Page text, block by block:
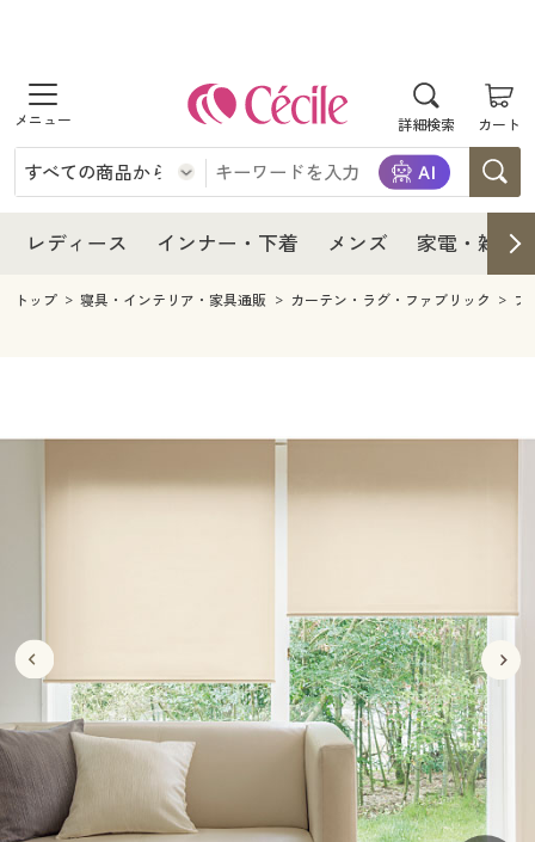
詳細検索 カート
商品を探す
レディース
レディースファッション
インナー・下着
インナー・下着通販すべて
ジュニア・ティーンズ下着
メンズ
メンズ下着
家電
寝具・インテリア・家具通販すべて
カーテン・ラグ・ファブリック
美容・健康
制服・学生服
ジュニア・ティーンズ下着
大きいサイズ通販すべて
大きいサイズ レディース服
大きいサイズ レディース下着
バーゲン
バーゲンセール
シークレットセール
詳細検索
商品カテゴリ一覧
レディース インナー・下着 メンズ 家電・雑貨
レディース
レディース通販すべて
レディースファッション
インナー・下着
インナー・下着通販すべて
メンズ
キッチン・雑貨・日用品
家具・収納
美容・健康通販すべて
制服・スクール
ジュニア・ティーンズ下着
大きいサイズ レディース服
大きいサイズ レディース下着
大きいサイズ メンズ
バーゲンセール
シークレットセール
詳細検索
商品カテゴリ一覧
カタログ
トップ 寝具・インテリア・家具通販 カーテン・ラグ・ファブリック ブ